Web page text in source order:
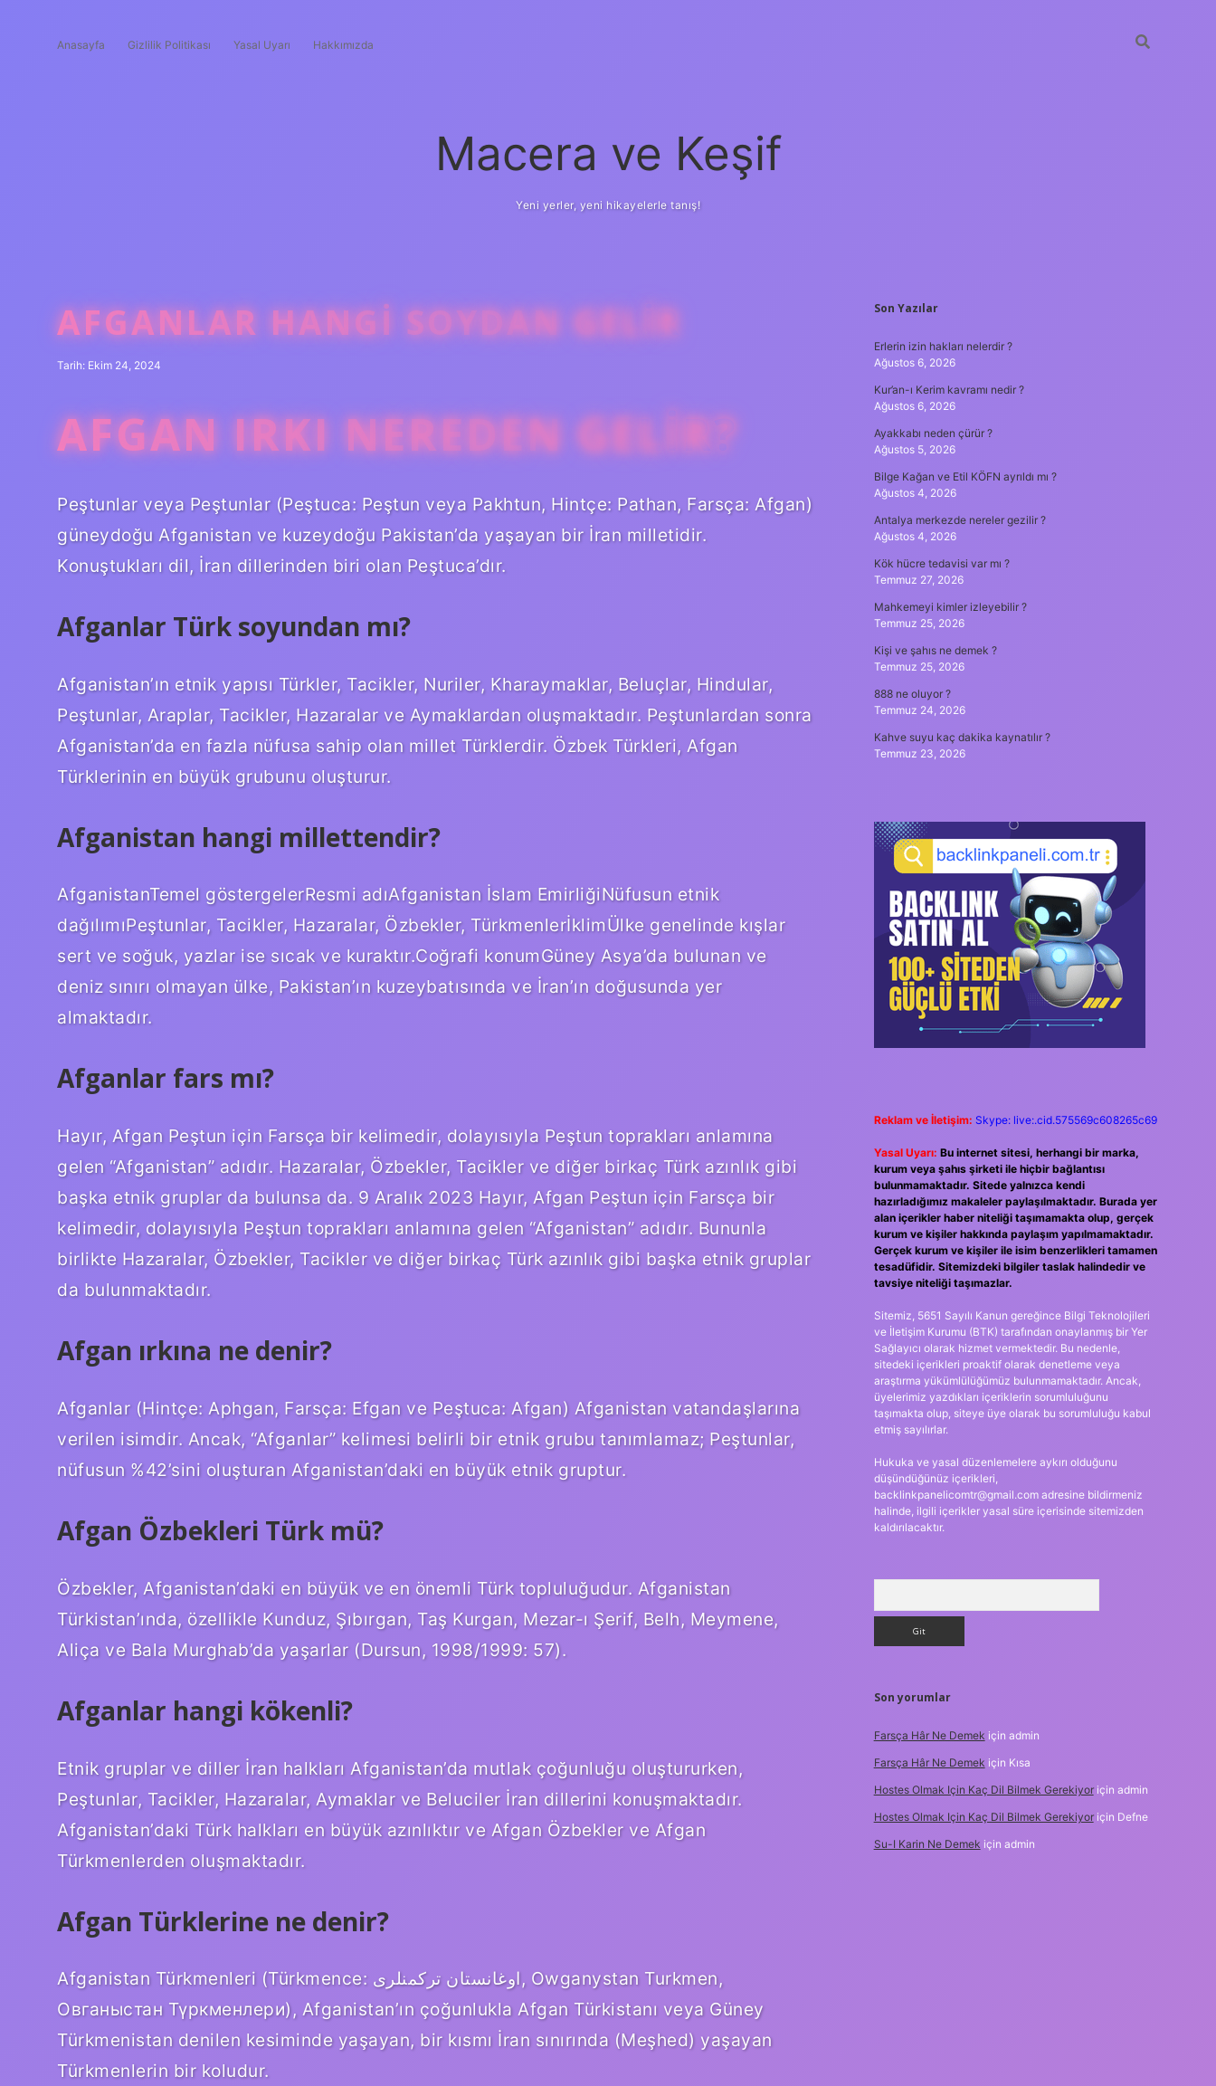
Anasayfa Gizlilik Politikası Yasal Uyarı Hakkımızda
Macera ve Keşif
Yeni yerler, yeni hikayelerle tanış!
AFGANLAR HANGI SOYDAN GELIR
Tarih: Ekim 24, 2024
AFGAN IRKI NEREDEN GELIR?
Peştunlar veya Peştunlar (Peştuca: Peştun veya Pakhtun, Hintçe: Pathan, Farsça: Afgan)
güneydoğu Afganistan ve kuzeydoğu Pakistan’da yaşayan bir İran milletidir.
Konuştukları dil, İran dillerinden biri olan Peştuca’dır.
Afganlar Türk soyundan mı?
Afganistan’ın etnik yapısı Türkler, Tacikler, Nuriler, Kharaymaklar, Beluçlar, Hindular,
Peştunlar, Araplar, Tacikler, Hazaralar ve Aymaklardan oluşmaktadır. Peştunlardan sonra
Afganistan’da en fazla nüfusa sahip olan millet Türklerdir. Özbek Türkleri, Afgan
Türklerinin en büyük grubunu oluşturur.
Afganistan hangi millettendir?
AfganistanTemel göstergelerResmi adıAfganistan İslam EmirliğiNüfusun etnik
dağılımıPeştunlar, Tacikler, Hazaralar, Özbekler, TürkmenlerİklimÜlke genelinde kışlar
sert ve soğuk, yazlar ise sıcak ve kuraktır.Coğrafi konumGüney Asya’da bulunan ve
deniz sınırı olmayan ülke, Pakistan’ın kuzeybatısında ve İran’ın doğusunda yer
almaktadır.
Afganlar fars mı?
Hayır, Afgan Peştun için Farsça bir kelimedir, dolayısıyla Peştun toprakları anlamına
gelen “Afganistan” adıdır. Hazaralar, Özbekler, Tacikler ve diğer birkaç Türk azınlık gibi
başka etnik gruplar da bulunsa da. 9 Aralık 2023 Hayır, Afgan Peştun için Farsça bir
kelimedir, dolayısıyla Peştun toprakları anlamına gelen “Afganistan” adıdır. Bununla
birlikte Hazaralar, Özbekler, Tacikler ve diğer birkaç Türk azınlık gibi başka etnik gruplar
da bulunmaktadır.
Afgan ırkına ne denir?
Afganlar (Hintçe: Aphgan, Farsça: Efgan ve Peştuca: Afgan) Afganistan vatandaşlarına
verilen isimdir. Ancak, “Afganlar” kelimesi belirli bir etnik grubu tanımlamaz; Peştunlar,
nüfusun %42’sini oluşturan Afganistan’daki en büyük etnik gruptur.
Afgan Özbekleri Türk mü?
Özbekler, Afganistan’daki en büyük ve en önemli Türk topluluğudur. Afganistan
Türkistan’ında, özellikle Kunduz, Şıbırgan, Taş Kurgan, Mezar-ı Şerif, Belh, Meymene,
Aliça ve Bala Murghab’da yaşarlar (Dursun, 1998/1999: 57).
Afganlar hangi kökenli?
Etnik gruplar ve diller İran halkları Afganistan’da mutlak çoğunluğu oluştururken,
Peştunlar, Tacikler, Hazaralar, Aymaklar ve Beluciler İran dillerini konuşmaktadır.
Afganistan’daki Türk halkları en büyük azınlıktır ve Afgan Özbekler ve Afgan
Türkmenlerden oluşmaktadır.
Afgan Türklerine ne denir?
Afganistan Türkmenleri (Türkmence: اوغانستان تركمنلرى, Owganystan Turkmen,
Овганыстан Түркменлери), Afganistan’ın çoğunlukla Afgan Türkistanı veya Güney
Türkmenistan denilen kesiminde yaşayan, bir kısmı İran sınırında (Meşhed) yaşayan
Türkmenlerin bir koludur.
SIDEBAR
Son Yazılar
Erlerin izin hakları nelerdir ?
Ağustos 6, 2026
Kur’an-ı Kerim kavramı nedir ?
Ağustos 6, 2026
Ayakkabı neden çürür ?
Ağustos 5, 2026
Bilge Kağan ve Etil KÖFN ayrıldı mı ?
Ağustos 4, 2026
Antalya merkezde nereler gezilir ?
Ağustos 4, 2026
Kök hücre tedavisi var mı ?
Temmuz 27, 2026
Mahkemeyi kimler izleyebilir ?
Temmuz 25, 2026
Kişi ve şahıs ne demek ?
Temmuz 25, 2026
888 ne oluyor ?
Temmuz 24, 2026
Kahve suyu kaç dakika kaynatılır ?
Temmuz 23, 2026
Reklam ve İletişim: Skype: live:.cid.575569c608265c69
Yasal Uyarı: Bu internet sitesi, herhangi bir marka,
kurum veya şahıs şirketi ile hiçbir bağlantısı
bulunmamaktadır. Sitede yalnızca kendi
hazırladığımız makaleler paylaşılmaktadır. Burada yer
alan içerikler haber niteliği taşımamakta olup, gerçek
kurum ve kişiler hakkında paylaşım yapılmamaktadır.
Gerçek kurum ve kişiler ile isim benzerlikleri tamamen
tesadüfidir. Sitemizdeki bilgiler taslak halindedir ve
tavsiye niteliği taşımazlar.
Sitemiz, 5651 Sayılı Kanun gereğince Bilgi Teknolojileri
ve İletişim Kurumu (BTK) tarafından onaylanmış bir Yer
Sağlayıcı olarak hizmet vermektedir. Bu nedenle,
sitedeki içerikleri proaktif olarak denetleme veya
araştırma yükümlülüğümüz bulunmamaktadır. Ancak,
üyelerimiz yazdıkları içeriklerin sorumluluğunu
taşımakta olup, siteye üye olarak bu sorumluluğu kabul
etmiş sayılırlar.
Hukuka ve yasal düzenlemelere aykırı olduğunu
düşündüğünüz içerikleri,
backlinkpanelicomtr@gmail.comadresine bildirmeniz
halinde, ilgili içerikler yasal süre içerisinde sitemizden
kaldırılacaktır.
Son yorumlar
Farsça Hâr Ne Demek için admin
Farsça Hâr Ne Demek için Kısa
Hostes Olmak Için Kaç Dil Bilmek Gerekiyoriçin admin
Hostes Olmak Için Kaç Dil Bilmek Gerekiyoriçin Defne
Su-I Karin Ne Demek için admin
ilbet yeni giriş